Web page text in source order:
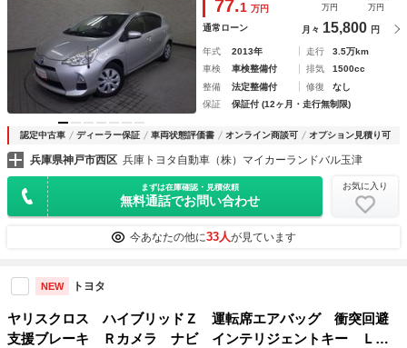
77.1 万円 万円 万円
通常ローン 月々 15,800 円
年式 2013年 走行
3.5万km
車検
車検整備付 排気
1500cc
整備
法定整備付 修復
なし
保証
保証付 (12ヶ月・走行無制限)
認定中古車 ディーラー保証 車両状態評価書 オンライン商談可 オプション見積り可
兵庫県神戸市西区 兵庫トヨタ自動車（株）マイカーランドバル玉津
まずは在庫確認・見積依頼
無料通話でお問い合わせ
お気に入り
今あなたの他に33人が見ています
NEW トヨタ
ヤリスクロス ハイブリッドＺ 運転席エアバッグ 衝突回避
支援ブレーキ Ｒカメラ ナビ インテリジェントキー ＬＥ